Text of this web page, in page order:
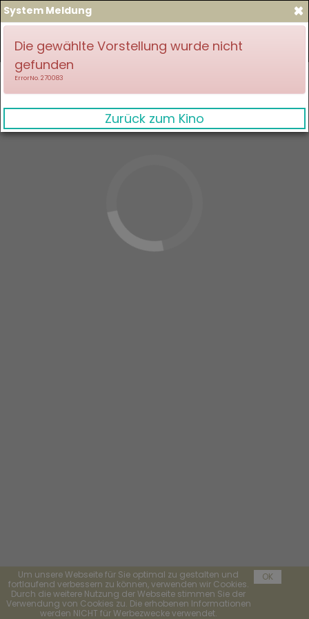
Um unsere Webseite für Sie optimal zu gestalten und
fortlaufend verbessern zu können, verwenden wir Cookies.
Durch die weitere Nutzung der Webseite stimmen Sie der
Verwendung von Cookies zu. Die erhobenen Informationen
werden NICHT für Werbezwecke verwendet.
OK
×
System Meldung
Die gewählte Vorstellung wurde nicht
gefunden
ErrorNo. 270083
Zurück zum Kino